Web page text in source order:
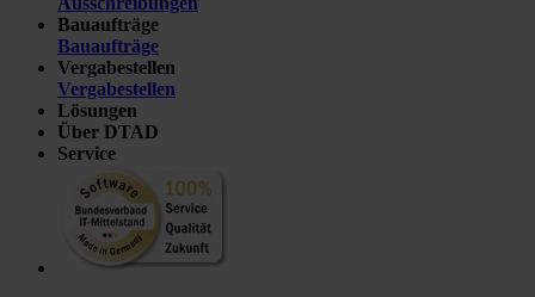
Bauaufträge
Bauaufträge
Vergabestellen
Vergabestellen
Lösungen
Über DTAD
Service